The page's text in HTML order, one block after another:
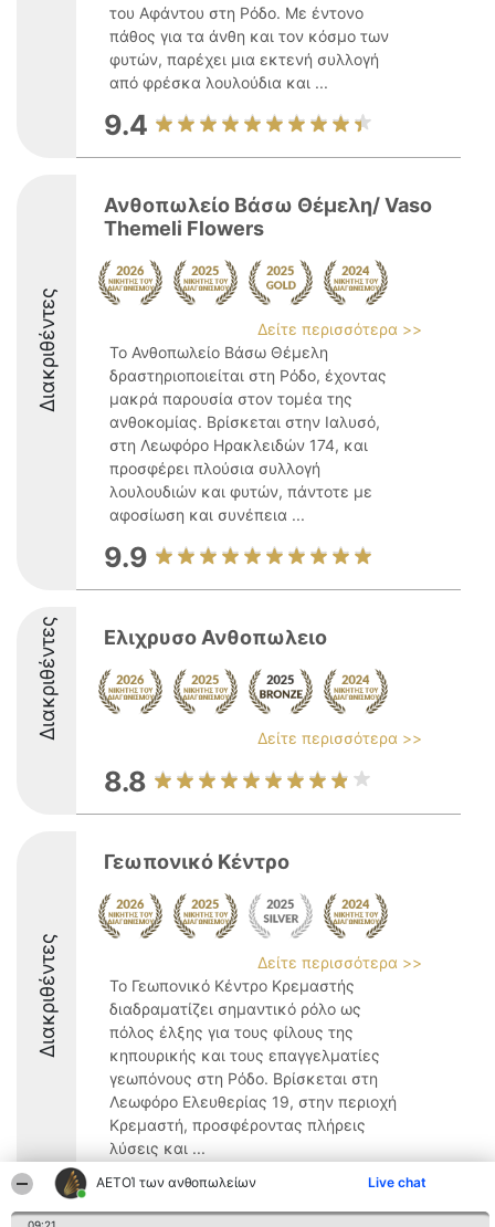
ΑΕΤΟΊ των ανθοπωλείων Live chat
του Αφάντου στη Ρόδο. Με έντονο
πάθος για τα άνθη και τον κόσμο των
φυτών, παρέχει μια εκτενή συλλογή
από φρέσκα λουλούδια και ...
9.4
Διακριθέντες
Ανθοπωλείο Βάσω Θέμελη/ Vaso
Themeli Flowers
Δείτε περισσότερα >>
Το Ανθοπωλείο Βάσω Θέμελη
δραστηριοποιείται στη Ρόδο, έχοντας
μακρά παρουσία στον τομέα της
ανθοκομίας. Βρίσκεται στην Ιαλυσό,
στη Λεωφόρο Ηρακλειδών 174, και
προσφέρει πλούσια συλλογή
λουλουδιών και φυτών, πάντοτε με
αφοσίωση και συνέπεια ...
9.9
Διακριθέντες Ελιχρυσο Ανθοπωλειο
Δείτε περισσότερα >>
8.8
Διακριθέντες
Γεωπονικό Κέντρο
Δείτε περισσότερα >>
Το Γεωπονικό Κέντρο Κρεμαστής
διαδραματίζει σημαντικό ρόλο ως
πόλος έλξης για τους φίλους της
κηπουρικής και τους επαγγελματίες
γεωπόνους στη Ρόδο. Βρίσκεται στη
Λεωφόρο Ελευθερίας 19, στην περιοχή
Κρεμαστή, προσφέροντας πλήρεις
λύσεις και ...
9.1